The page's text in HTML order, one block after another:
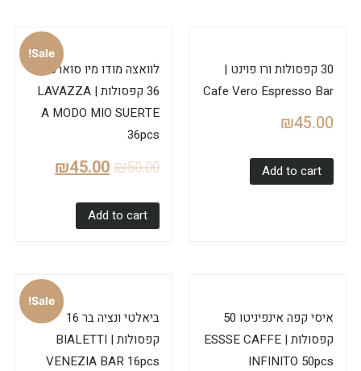
30 קפסולות ורו פוינט |
Cafe Vero Espresso Bar
₪45.00
Add to cart
Sale!
לוואצה מודו מיו סוארטה
36 קפסולות | LAVAZZA
A MODO MIO SUERTE
36pcs
₪50.00
₪45.00
Add to cart
איסי קפה אינפיניטו 50
קפסולות | ESSSE CAFFE
INFINITO 50pcs
Sale!
ביאלטי ונציה בר 16
קפסולות | BIALETTI
VENEZIA BAR 16pcs